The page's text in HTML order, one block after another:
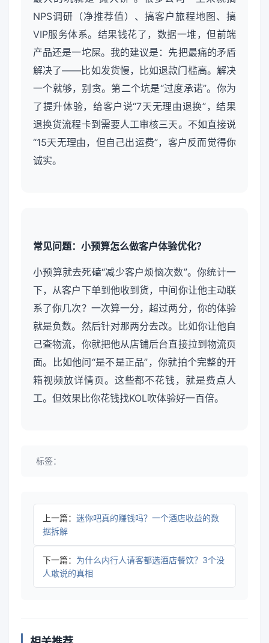
NPS调研（净推荐值）、搞客户旅程地图、搞
VIP服务体系。结果钱花了，数据一堆，但前端
产品还是一坨屎。我的建议是：先把最痛的矛盾
解决了——比如发货慢，比如退款门槛高。解决
一个就够，别贪。第二个坑是“过度承诺”。你为
了提升体验，给客户说“7天无理由退换”，结果
退换货流程卡到需要人工审核三天。不如直接说
“15天无理由，但自己出运费”，客户反而觉得你
诚实。
常见问题：小预算怎么做客户体验优化？
小预算就去死磕“减少客户烦恼次数”。你统计一
下，从客户下单到他收到货，中间你让他主动联
系了你几次？一次算一分，超过两分，你的体验
就是负数。然后针对那两分去改。比如你让他自
己查物流，你就把他从店铺后台直接拉到物流页
面。比如他问“是不是正品”，你就拍个完整的开
箱视频放详情页。这些都不花钱，就是费点人
工。但效果比你花钱找KOL吹体验好一百倍。
标签：
上一篇： 迷你吧真的赚钱吗？一个酒店收益的数
据拆解
下一篇： 为什么内行人请客都选酒店餐饮？3个没
人敢说的真相